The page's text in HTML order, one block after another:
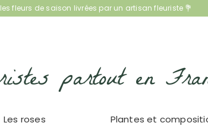
fleurs de saison livrées par un artisan fleuriste 💐
partout en
Les roses Plantes et